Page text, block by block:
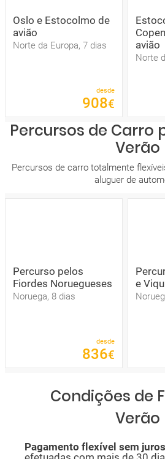
Oslo e Estocolmo de
avião
Norte da Europa, 7 dias
desde
908€
avião
Norte
Percursos de Carro
Verão
Percursos de carro totalmente
aluguer de
Percurso pelos
Fiordes Noruegueses
Noruega, 8 dias
desde
836€
e
Condições de
Verão
Pagamento flexível sem juros